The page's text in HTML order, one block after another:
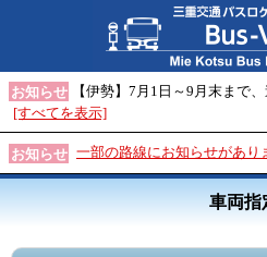
お知らせ
【伊勢】7月1日～9月末まで
[すべてを表示]
お知らせ 一部の路線にお知らせがあり
車両指